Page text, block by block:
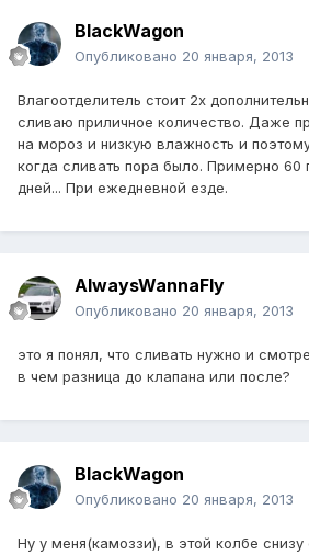
BlackWagon
Опубликовано 20 января, 2013
Влагоотделитель стоит 2х
сливаю приличное количество. Даже
на мороз и низкую влажность и
когда сливать пора было. Примерно
дней... При ежедневной езде.
AlwaysWannaFly
Опубликовано 20 января, 2013
это я понял, что сливать нужно и
в чем разница до клапана или после?
BlackWagon
Опубликовано 20 января, 2013
Ну у меня(камоззи), в этой колбе